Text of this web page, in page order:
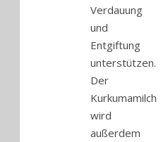
Verdauung
und
Entgiftung
unterstützen.
Der
Kurkumamilch
wird
außerdem